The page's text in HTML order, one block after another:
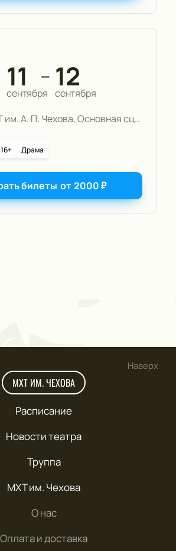
11
сентября
— 12
сентября
Москва, МХТ им. А. П. Чехова, Основная сцена
16+ Драма
билеты от2000₽
Наверх
МХТ ИМ. ЧЕХОВА
Расписание
Новости театра
Труппа
МХТ им. Чехова
О нас
Оплата и доставка